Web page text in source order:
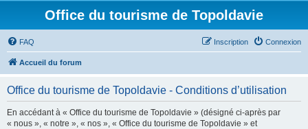
Office du tourisme de Topoldavie
FAQ Connexion
Inscription
Accueil du forum
Office du tourisme de Topoldavie - Conditions d’utilisation
En accédant à « Office du tourisme de Topoldavie » (désigné ci-après par
« nous », « notre », « nos », « Office du tourisme de Topoldavie » et